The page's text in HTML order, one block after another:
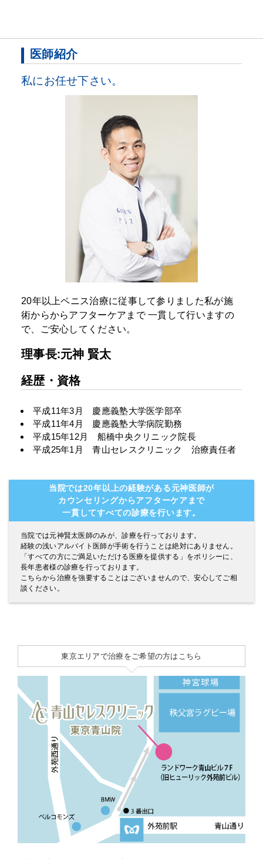
医師紹介
私にお任せ下さい。
20年以上ペニス治療に従事して参りました私が施
術からからアフターケアまで一貫して行いますの
で、ご安心してください。
理事長:元神 賢太
経歴・資格
平成11年3月 慶應義塾大学医学部卒
平成11年4月 慶應義塾大学病院勤務
平成15年12月 船橋中央クリニック院長
平成25年1月 青山セレスクリニック 治療責任者
当院では20年以上の経験がある元神医師が
カウンセリングからアフターケアまで
一貫してすべての診療を行います。
当院では元神賢太医師のみが、診療を行っております。
経験の浅いアルバイト医師が手術を行うことは絶対にありません。
「すべての方にご満足いただける医療を提供する」をポリシーに、
長年患者様の診療を行っております。
こちらから治療を強要することはございませんので、安心してご相
談ください。
東京エリアで治療をご希望の方はこちら